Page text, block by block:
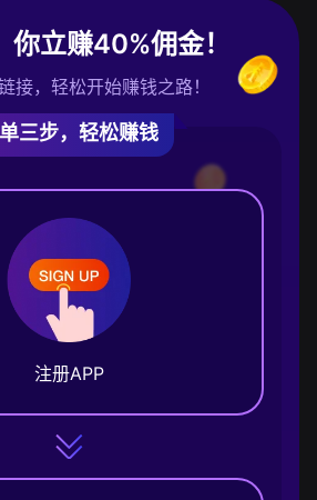
你立赚40%佣金！
接，轻松开始赚钱之路！
三步，轻松赚钱
注册APP